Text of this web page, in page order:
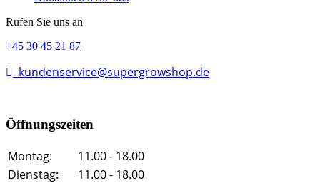
Rufen Sie uns an
+45 30 45 21 87
kundenservice@supergrowshop.de
Öffnungszeiten
Montag:
11.00 - 18.00
Dienstag:
11.00 - 18.00